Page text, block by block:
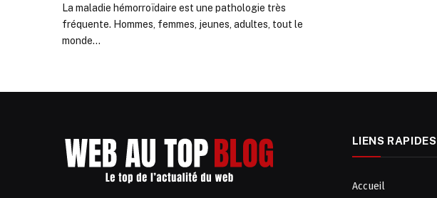
La maladie hémorroïdaire est une pathologie très
fréquente. Hommes, femmes, jeunes, adultes, tout le
monde…
LIENS RAPIDES
Accueil